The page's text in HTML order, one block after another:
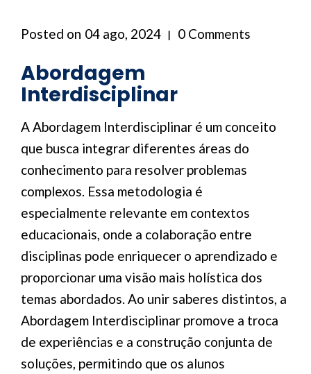
Posted on 04 ago, 2024 0 Comments
Abordagem
Interdisciplinar
A Abordagem Interdisciplinar é um conceito
que busca integrar diferentes áreas do
conhecimento para resolver problemas
complexos. Essa metodologia é
especialmente relevante em contextos
educacionais, onde a colaboração entre
disciplinas pode enriquecer o aprendizado e
proporcionar uma visão mais holística dos
temas abordados. Ao unir saberes distintos, a
Abordagem Interdisciplinar promove a troca
de experiências e a construção conjunta de
soluções, permitindo que os alunos